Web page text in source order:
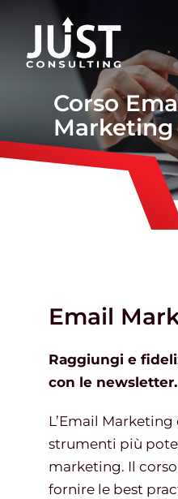
contenuto
Sicurezza sul lavoro
Medicina del Lavoro
Formazione
Finanziamenti e
Gestione d’impresa
News
Corso
Marketing
Email
Raggiungi e
con le newsletter.
L’Email
strumenti più
marketing. Il
fornire le best